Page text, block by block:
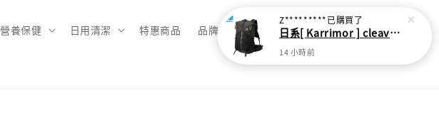
營養保健 日用清潔 特惠商品 品牌總覽
Z*********已購買了
日系[ Karrimor ] cleave 30L 輕量野跑健走包
14 小時前